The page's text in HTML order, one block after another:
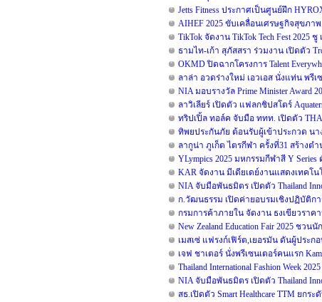
Jetts Fitness ประกาศเป็นศูนย์ฝึก
AIHEF 2025 ขับเคลื่อนเศรษฐกิจสุขภ
TikTok จัดงาน TikTok Tech Fest 2025
ธามไท-เก้า สุภัสสรา ร่วมงาน เปิดตัว
OKMD ปิดฉากโครงการ Talent
ลาล่า อวดร่างใหม่ เอวเอส นั่งแท่น พรี
NIA มอบรางวัล Prime Minister
ลาวิเลียร์ เปิดตัว แฟลกชิปสโตร์
ทริปเปิ้ล ทอล์ค จับมือ ททท. เปิดตัว
ทิพยประกันภัย ต้อนรับผู้เข้าประกวด นา
ลากูน่า ภูเก็ต ไตรกีฬา ครั้งที่31 สร้าง
YLympics 2025 มหกรรมกีฬาสี Y
KAR จัดงาน มีเดียเดย์งานแสดงเทคโ
NIA จับมือพันธมิตร เปิดตัว Thailand
ก.วัฒนธรรม เปิดค่ายอบรมเชิงปฏิบัติก
กรมการค้าภายใน จัดงาน ธงเขียวรา
New Zealand Education Fair 2025 ช
เมสเซ่ แฟรงก์เฟิร์ต,เยอรมัน ดันผู้ประ
เจฟ ชาเตอร์ นั่งพรีเซนเตอร์คนแรก
Thailand International Fashion Week
NIA จับมือพันธมิตร เปิดตัว Thailand
สธ.เปิดตัว Smart Healthcare TTM ยก